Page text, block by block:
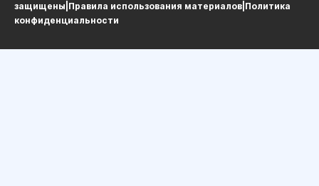
защищеныㅤ|ㅤ Правила использования материалов Политика
конфиденциальности